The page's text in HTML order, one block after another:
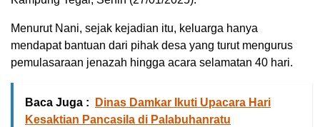
Menurut Nani, sejak kejadian itu, keluarga hanya
mendapat bantuan dari pihak desa yang turut mengurus
pemulasaraan jenazah hingga acara selamatan 40 hari.
Baca Juga :
Dinas Damkar Ikuti Upacara Hari
Kesaktian Pancasila di Palabuhanratu